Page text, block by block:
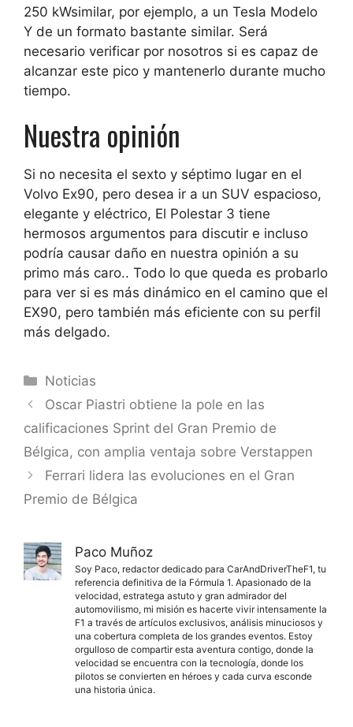
250 kWsimilar, por ejemplo, a un Tesla Modelo
Y de un formato bastante similar. Será
necesario verificar por nosotros si es capaz de
alcanzar este pico y mantenerlo durante mucho
tiempo.
Nuestra opinión
Si no necesita el sexto y séptimo lugar en el
Volvo Ex90, pero desea ir a un SUV espacioso,
elegante y eléctrico, El Polestar 3 tiene
hermosos argumentos para discutir e incluso
podría causar daño en nuestra opinión a su
primo más caro.. Todo lo que queda es probarlo
para ver si es más dinámico en el camino que el
EX90, pero también más eficiente con su perfil
más delgado.
Categorías
Noticias
Oscar Piastri obtiene la pole en las
calificaciones Sprint del Gran Premio de
Bélgica, con amplia ventaja sobre Verstappen
Ferrari lidera las evoluciones en el Gran
Premio de Bélgica
Paco Muñoz
Soy Paco, redactor dedicado para CarAndDriverTheF1, tu
referencia definitiva de la Fórmula 1. Apasionado de la
velocidad, estratega astuto y gran admirador del
automovilismo, mi misión es hacerte vivir intensamente la
F1 a través de artículos exclusivos, análisis minuciosos y
una cobertura completa de los grandes eventos. Estoy
orgulloso de compartir esta aventura contigo, donde la
velocidad se encuentra con la tecnología, donde los
pilotos se convierten en héroes y cada curva esconde
una historia única.